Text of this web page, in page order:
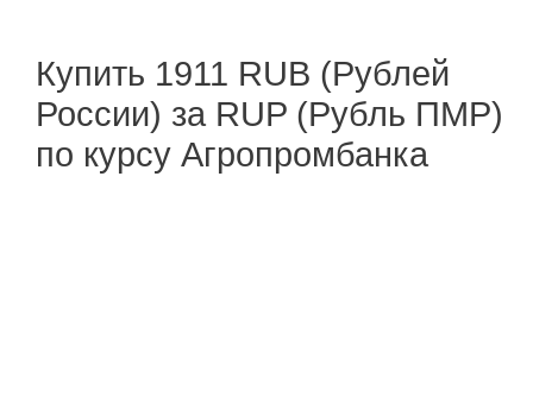
Купить 1911 RUB (Рублей
России) за RUP (Рубль ПМР)
по курсу Агропромбанка